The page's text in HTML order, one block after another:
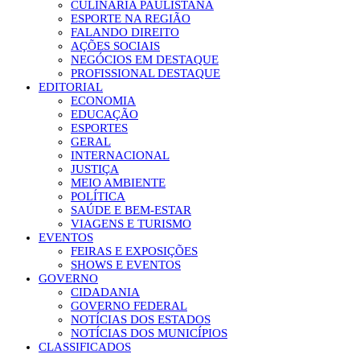
CULINÁRIA PAULISTANA
ESPORTE NA REGIÃO
FALANDO DIREITO
AÇÕES SOCIAIS
NEGÓCIOS EM DESTAQUE
PROFISSIONAL DESTAQUE
EDITORIAL
ECONOMIA
EDUCAÇÃO
ESPORTES
GERAL
INTERNACIONAL
JUSTIÇA
MEIO AMBIENTE
POLÍTICA
SAÚDE E BEM-ESTAR
VIAGENS E TURISMO
EVENTOS
FEIRAS E EXPOSIÇÕES
SHOWS E EVENTOS
GOVERNO
CIDADANIA
GOVERNO FEDERAL
NOTÍCIAS DOS ESTADOS
NOTÍCIAS DOS MUNICÍPIOS
CLASSIFICADOS